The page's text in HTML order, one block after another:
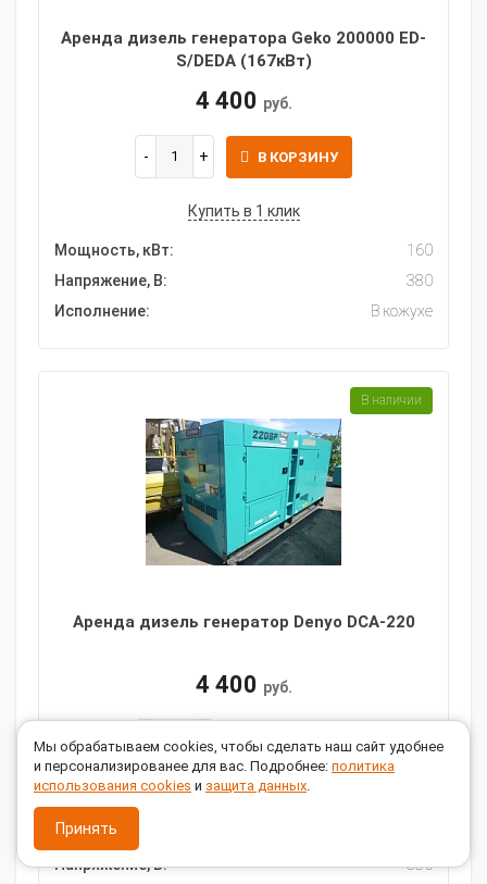
Аренда дизель генератора Geko 200000 ED-
S/DEDA (167кВт)
4 400 руб.
В КОРЗИНУ
Купить в 1 клик
Мощность, кВт:
160
Напряжение, В:
380
Исполнение:
В кожухе
Аренда дизель генератор Denyo DCA-220
4 400 руб.
В КОРЗИНУ
Купить в 1 клик
Мощность, кВт:
Напряжение, В:
380
В наличии
Мы обрабатываем cookies, чтобы сделать наш сайт удобнее
и персонализированее для вас. Подробнее: политика
использования cookies и защита данных.
Принять